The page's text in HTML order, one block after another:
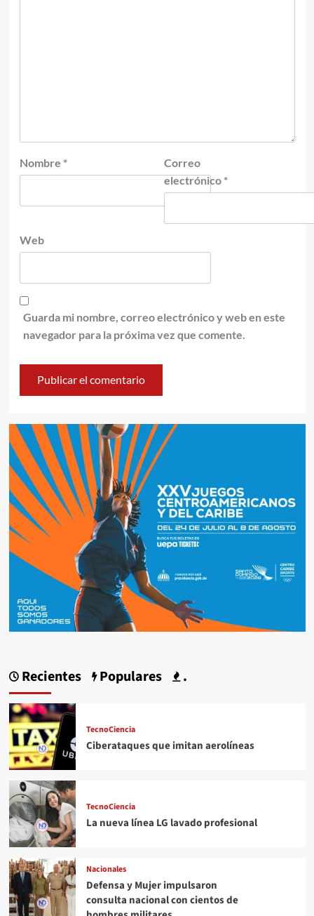
Nombre *
Correo
electrónico *
Web
Guarda mi nombre, correo electrónico y web en este
navegador para la próxima vez que comente.
Recientes Populares .
TecnoCiencia
Ciberataques que imitan aerolíneas
TecnoCiencia
La nueva línea LG lavado profesional
Nacionales
Defensa y Mujer impulsaron
consulta nacional con cientos de